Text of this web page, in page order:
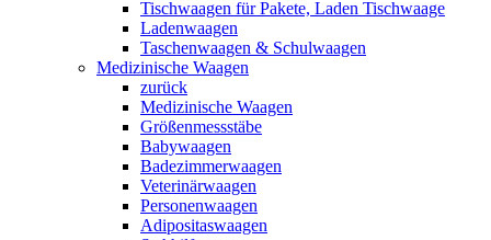
Tischwaagen für Pakete, Laden Tischwaage
Ladenwaagen
Taschenwaagen & Schulwaagen
Medizinische Waagen
zurück
Medizinische Waagen
Größenmessstäbe
Babywaagen
Badezimmerwaagen
Veterinärwaagen
Personenwaagen
Adipositaswaagen